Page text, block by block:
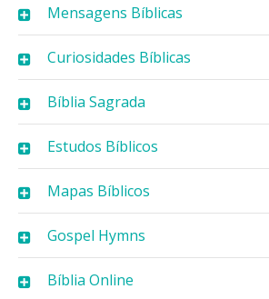
Mensagens Bíblicas
Curiosidades Bíblicas
Bíblia Sagrada
Estudos Bíblicos
Mapas Bíblicos
Gospel Hymns
Bíblia Online